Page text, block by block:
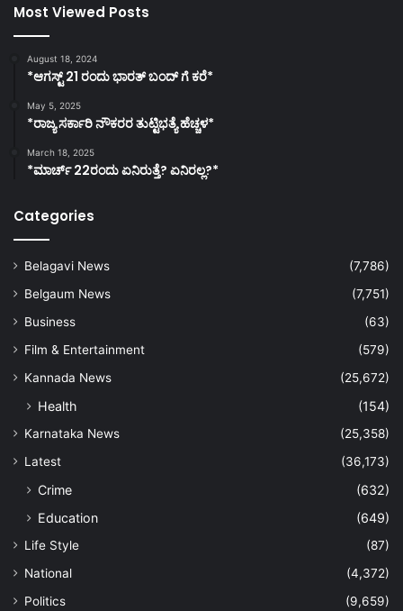
Most Viewed Posts
August 18, 2024
*ಆಗಸ್ಟ್ 21 ರಂದು ಭಾರತ್‌ ಬಂದ್‌ ಗೆ ಕರೆ*
May 5, 2025
*ರಾಜ್ಯ ಸರ್ಕಾರಿ ನೌಕರರ ತುಟ್ಟಿಭತ್ಯೆ ಹೆಚ್ಚಳ*
March 18, 2025
*ಮಾರ್ಚ್ 22ರಂದು ಏನಿರುತ್ತೆ? ಏನಿರಲ್ಲ?*
Categories
Belagavi News
(7,786)
Belgaum News
(7,751)
Business
(63)
Film & Entertainment
(579)
Kannada News
(25,672)
Health (154)
Karnataka News
(25,358)
Latest
(36,173)
Crime
(632)
Education
(649)
Life Style
(87)
National
(4,372)
Politics
(9,659)